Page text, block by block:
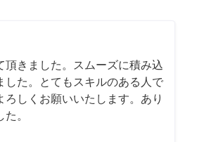
頂きました。スムーズに積み込
した。とてもスキルのある人で
ろしくお願いいたします。あり
。